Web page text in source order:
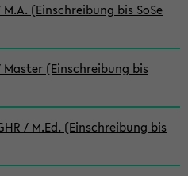
(Einschreibung bis SoSe
(Einschreibung bis
/ M.Ed. (Einschreibung bis